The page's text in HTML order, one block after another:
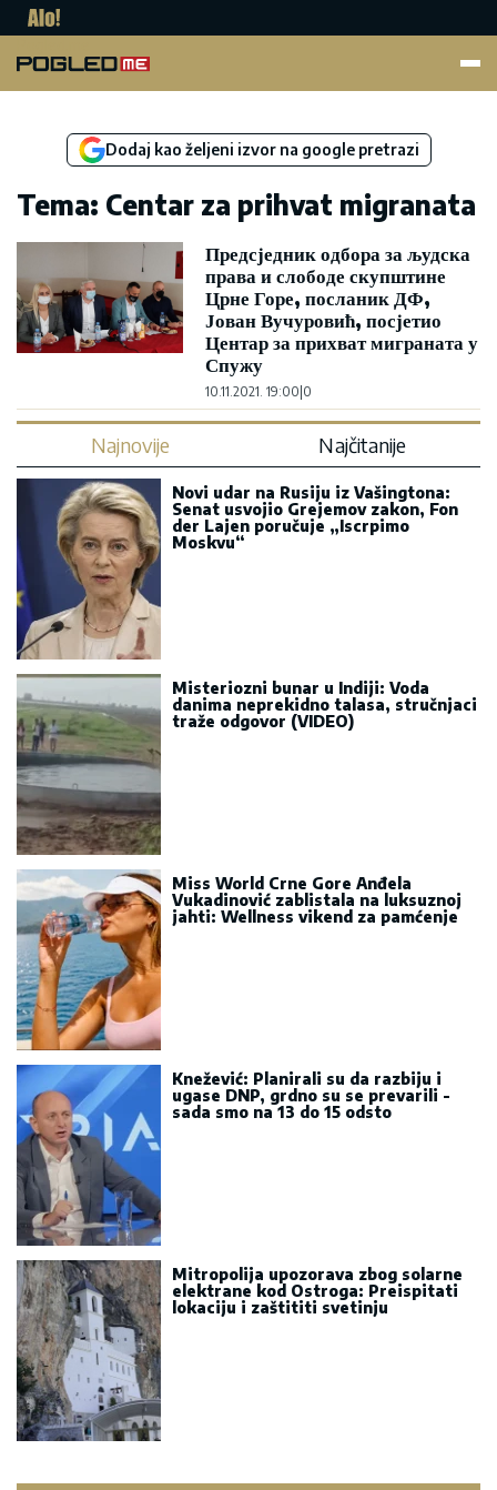
Dodaj kao željeni izvor na google pretrazi
Tema: Centar za prihvat migranata
Предсједник одбора за људска
права и слободе скупштине
Црне Горе, посланик ДФ,
Јован Вучуровић, посјетио
Центар за прихват миграната у
Спужу
10.11.2021. 19:00 0
Najnovije Najčitanije
Novi udar na Rusiju iz Vašingtona:
Senat usvojio Grejemov zakon, Fon
der Lajen poručuje „Iscrpimo
Moskvu“
Misteriozni bunar u Indiji: Voda
danima neprekidno talasa, stručnjaci
traže odgovor (VIDEO)
Miss World Crne Gore Anđela
Vukadinović zablistala na luksuznoj
jahti: Wellness vikend za pamćenje
Knežević: Planirali su da razbiju i
ugase DNP, grdno su se prevarili -
sada smo na 13 do 15 odsto
Mitropolija upozorava zbog solarne
elektrane kod Ostroga: Preispitati
lokaciju i zaštititi svetinju